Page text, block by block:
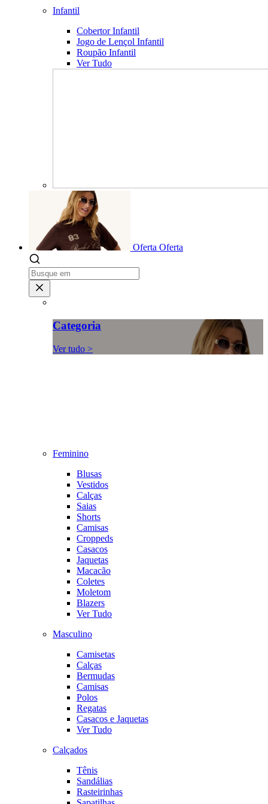
Infantil
Cobertor Infantil
Jogo de Lençol Infantil
Roupão Infantil
Ver Tudo
Oferta Oferta
Categoria
Ver tudo >
Feminino
Blusas
Vestidos
Calças
Saias
Shorts
Camisas
Croppeds
Casacos
Jaquetas
Macacão
Coletes
Moletom
Blazers
Ver Tudo
Masculino
Camisetas
Calças
Bermudas
Camisas
Polos
Regatas
Casacos e Jaquetas
Ver Tudo
Calçados
Tênis
Sandálias
Rasteirinhas